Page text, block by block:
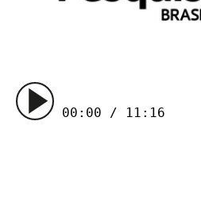
00:00 / 11:16